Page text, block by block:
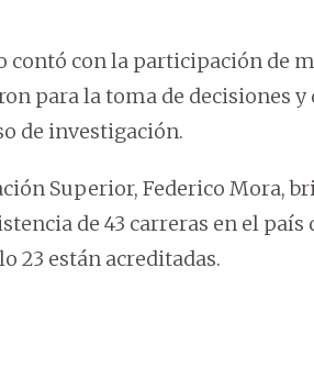
contó con la participación de
para la toma de decisiones y
de investigación.
Superior, Federico Mora,
de 43 carreras en el país
23 están acreditadas.